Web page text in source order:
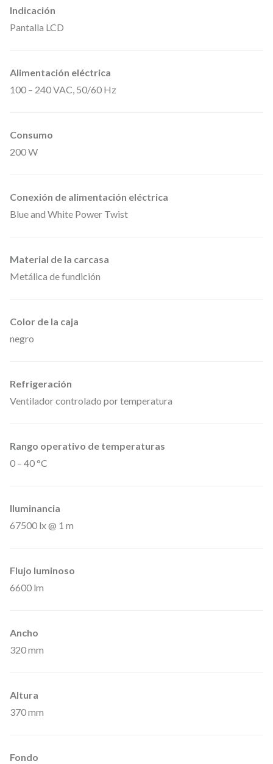
Indicación
Pantalla LCD
Alimentación eléctrica
100 – 240 VAC, 50/60 Hz
Consumo
200 W
Conexión de alimentación eléctrica
Blue and White Power Twist
Material de la carcasa
Metálica de fundición
Color de la caja
negro
Refrigeración
Ventilador controlado por temperatura
Rango operativo de temperaturas
0 – 40 °C
Iluminancia
67500 lx @ 1 m
Flujo luminoso
6600 lm
Ancho
320 mm
Altura
370 mm
Fondo